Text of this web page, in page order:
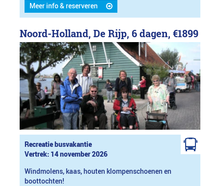
Meer info & reserveren
Noord-Holland, De Rijp, 6 dagen, €1899
Recreatie busvakantie
Vertrek: 14 november 2026
Windmolens, kaas, houten klompenschoenen en
boottochten!